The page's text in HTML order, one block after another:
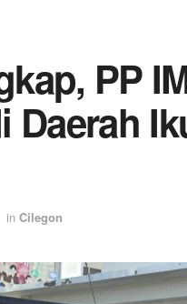
PP
Daerah
in Cilegon